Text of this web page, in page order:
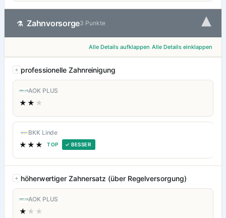
⚗ Zahnvorsorge3 Punkte ▾
Alle Details aufklappen Alle Details einklappen
professionelle Zahnreinigung
AOK PLUS
★★ ★
BKK Linde
★★★ TOP ✓ BESSER
höherwertiger Zahnersatz (über Regelversorgung)
AOK PLUS
★ ★★